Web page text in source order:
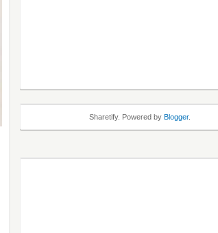
Sharetify. Powered by Blogger.